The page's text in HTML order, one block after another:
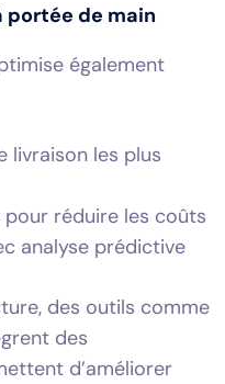
de main
également
livraison les plus
pour réduire les coûts
analyse prédictive
des outils comme
des
d’améliorer